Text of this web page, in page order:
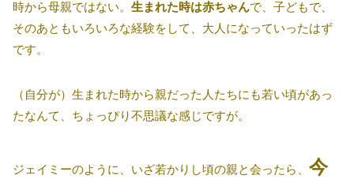
時から母親ではない。 生まれた時は赤ちゃんで、子どもで、
そのあともいろいろな経験をして、大人になっていったはず
です。
（自分が）生まれた時から親だった人たちにも若い頃があっ
たなんて、ちょっぴり不思議な感じですが。
ジェイミーのように、いざ若かりし頃の親と会ったら、 今